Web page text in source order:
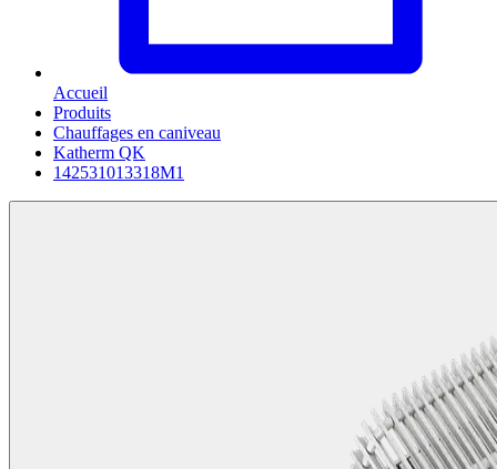
Accueil
Produits
Chauffages en caniveau
Katherm QK
142531013318M1